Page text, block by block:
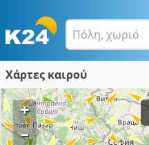
Χάρτες καιρού
+
–